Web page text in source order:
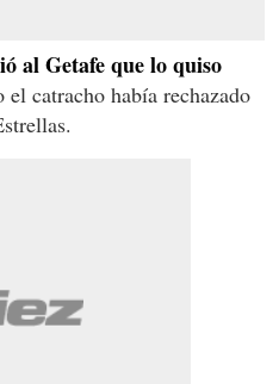
al Getafe que lo quiso
el catracho había rechazado